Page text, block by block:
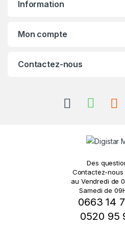
Information
Mon compte
Contactez-nous
Des
Contactez-nous
au Vendredi de
Samedi de
0663 14
0520 95